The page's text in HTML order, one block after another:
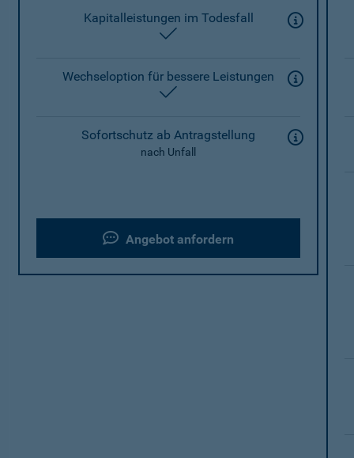
Kapitalleistungen im Todesfall
Wechseloption für bessere Leistungen
Sofortschutz ab Antragstellung
nach Unfall
Angebot anfordern